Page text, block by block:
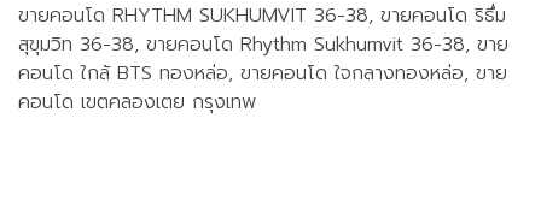
ขายคอนโด RHYTHM SUKHUMVIT 36-38, ขายคอนโด ริธึ่ม
สุขุมวิท 36-38, ขายคอนโด Rhythm Sukhumvit 36-38, ขาย
คอนโด ใกล้ BTS ทองหล่อ, ขายคอนโด ใจกลางทองหล่อ, ขาย
คอนโด เขตคลองเตย กรุงเทพ